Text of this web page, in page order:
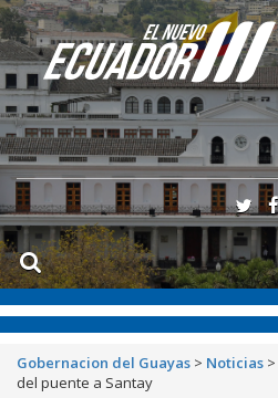
Gobernacion del Guayas > Noticias >
del puente a Santay